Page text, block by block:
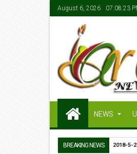
August 6, 2026 07:08:23
NEWS
BREAKING NEWS 2018-5-